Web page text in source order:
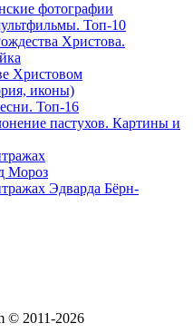
фотографии
Топ-10
Христова.
Христовом
иконы)
Топ-16
пастухов. Картины и
Мороз
Эдварда Бёрн-
© 2011-2026